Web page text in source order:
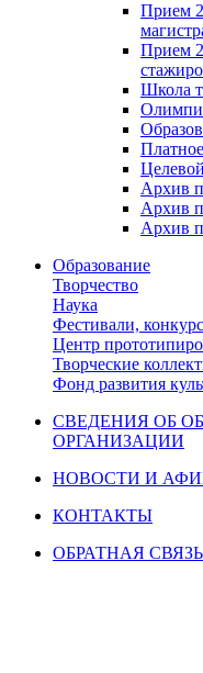
Прием
Прием
Школа
Архив
Архив
Архив
Образование
Творчество
Наука
Фестивали,
Центр
Творческие
Фонд развития
СВЕДЕНИЯ ОБ
ОРГАНИЗАЦИИ
НОВОСТИ И
КОНТАКТЫ
ОБРАТНАЯ СВЯЗЬ